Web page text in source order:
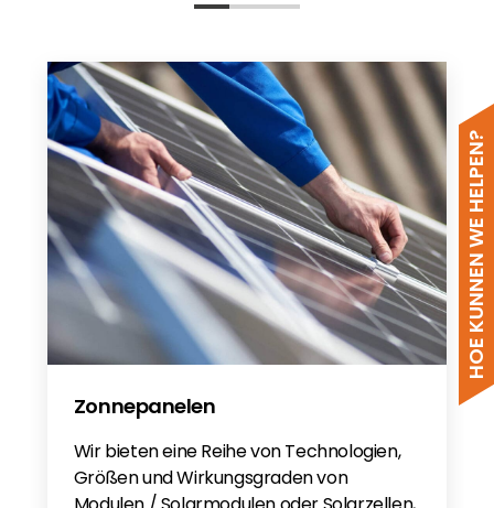
HOE KUNNEN WE HELPEN?
Zonnepanelen
Wir bieten eine Reihe von Technologien,
Größen und Wirkungsgraden von